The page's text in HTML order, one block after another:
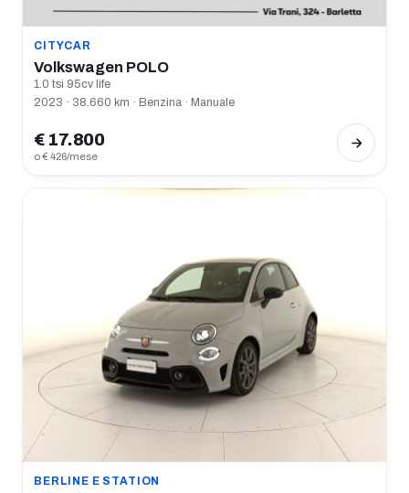
CITYCAR
Volkswagen POLO
1.0 tsi 95cv life
2023 · 38.660 km · Benzina · Manuale
€ 17.800
o € 426/mese
BERLINE E STATION